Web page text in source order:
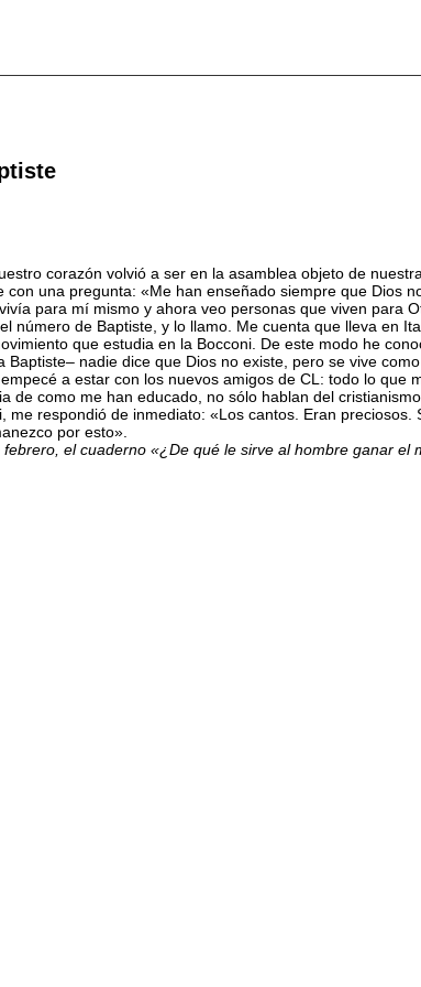
corazón volvió a ser en la asamblea objeto de
con una pregunta: «Me han enseñado siempre que
para mí mismo y ahora veo personas que viven
número de Baptiste, y lo llamo. Me cuenta que lleva en
que estudia en la Bocconi. De este modo he
Baptiste– nadie dice que Dios no existe, pero se vive
a estar con los nuevos amigos de CL: todo lo
de como me han educado, no sólo hablan del
me respondió de inmediato: «Los cantos. Eran
por esto».
el cuaderno «¿De qué le sirve al hombre ganar